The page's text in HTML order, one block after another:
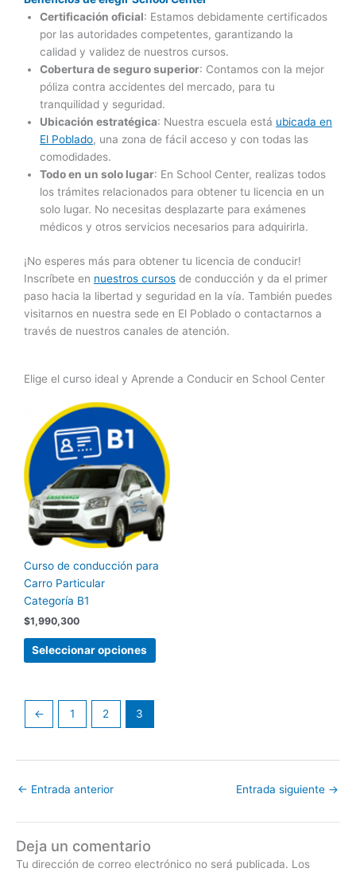
Certificación oficial: Estamos debidamente certificados
por las autoridades competentes, garantizando la
calidad y validez de nuestros cursos.
Cobertura de seguro superior: Contamos con la mejor
póliza contra accidentes del mercado, para tu
tranquilidad y seguridad.
Ubicación estratégica: Nuestra escuela está ubicada en
El Poblado, una zona de fácil acceso y con todas las
comodidades.
Todo en un solo lugar: En School Center, realizas todos
los trámites relacionados para obtener tu licencia en un
solo lugar. No necesitas desplazarte para exámenes
médicos y otros servicios necesarios para adquirirla.
¡No esperes más para obtener tu licencia de conducir!
Inscríbete en nuestros cursos de conducción y da el primer
paso hacia la libertad y seguridad en la vía. También puedes
visitarnos en nuestra sede en El Poblado o contactarnos a
través de nuestros canales de atención.
Elige el curso ideal y Aprende a Conducir en School Center
Curso de conducción para
Carro Particular
Categoría B1
$1,990,300
Seleccionar opciones
producto
tiene
múltiples
variantes.
Las
opciones
se
elegir
de
← 1 2 3
← Entrada anterior Entrada siguiente →
Deja un comentario
Tu dirección de correo electrónico no será publicada. Los